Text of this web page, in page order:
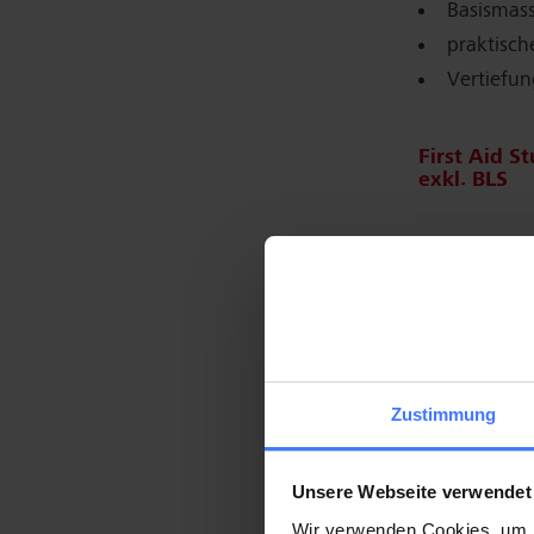
Zustimmung
Unsere Webseite
Wir verwenden Cookies,
First Aid
exkl. BLS
Am
setzen uns
psychisch